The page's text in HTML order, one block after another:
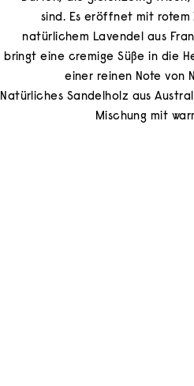
sind. Es eröffnet mit rotem
natürlichem Lavendel aus
bringt eine cremige Süße in die
einer reinen Note von
Natürliches Sandelholz aus
Mischung mit